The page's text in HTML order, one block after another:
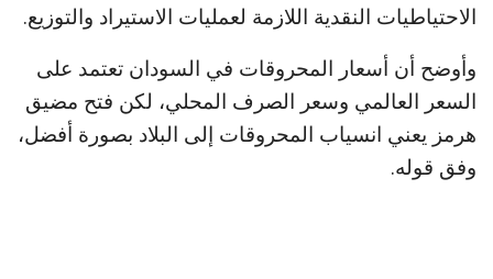
الاحتياطيات النقدية اللازمة لعمليات الاستيراد والتوزيع.
وأوضح أن أسعار المحروقات في السودان تعتمد على
السعر العالمي وسعر الصرف المحلي، لكن فتح مضيق
هرمز يعني انسياب المحروقات إلى البلاد بصورة أفضل،
وفق قوله.